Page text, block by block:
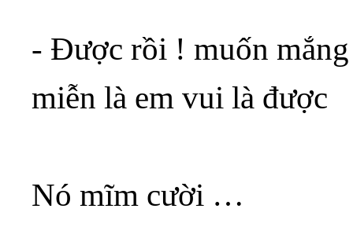
- Được rồi ! muốn
miễn là em vui là được
Nó mĩm cười …